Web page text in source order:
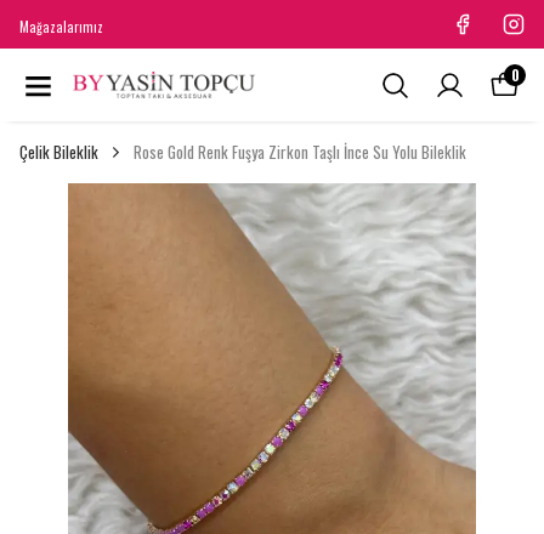
Mağazalarımız
0
Çelik Bileklik Rose Gold Renk Fuşya Zirkon Taşlı İnce Su Yolu Bileklik